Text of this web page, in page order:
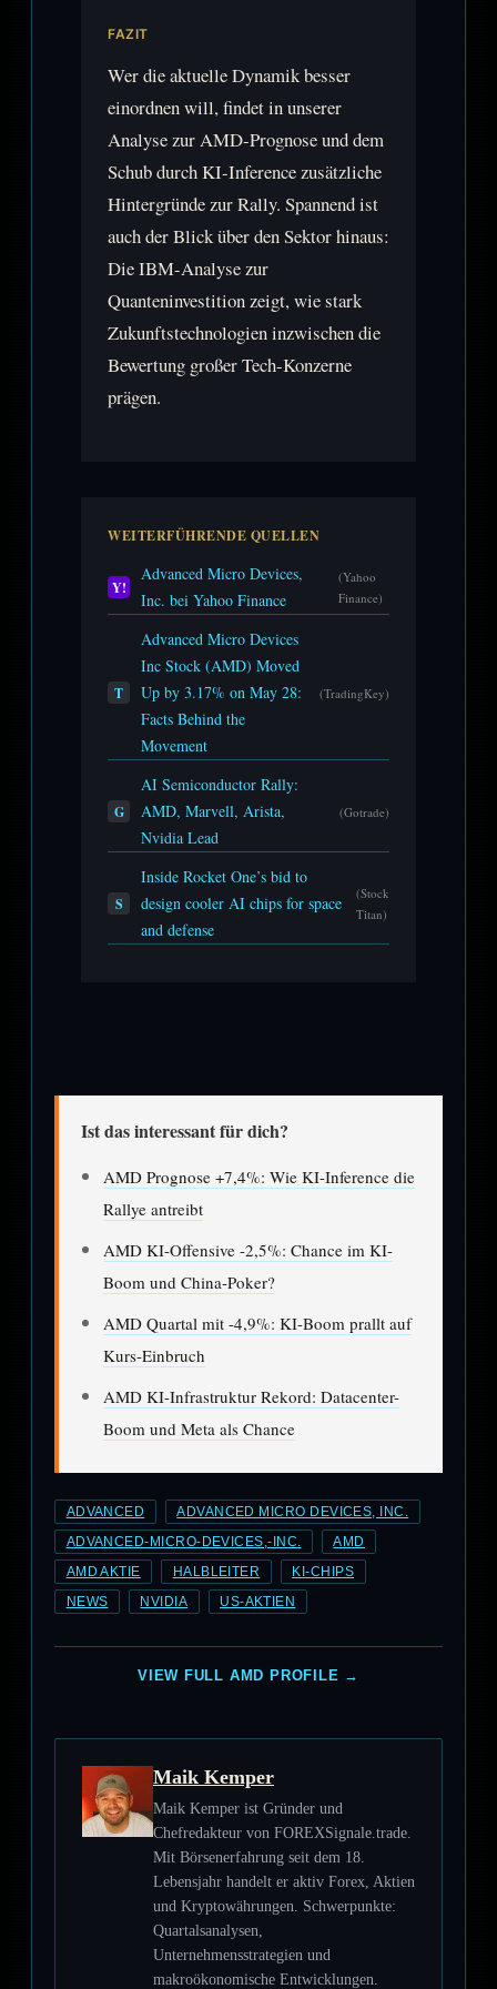
FAZIT
Wer die aktuelle Dynamik besser
einordnen will, findet in unserer
Analyse zur AMD-Prognose und dem
Schub durch KI-Inference zusätzliche
Hintergründe zur Rally. Spannend ist
auch der Blick über den Sektor hinaus:
Die IBM-Analyse zur
Quanteninvestition zeigt, wie stark
Zukunftstechnologien inzwischen die
Bewertung großer Tech-Konzerne
prägen.
WEITERFÜHRENDE QUELLEN
Y!
Advanced Micro Devices,
Inc. bei Yahoo Finance
(Yahoo
Finance)
T
Advanced Micro Devices
Inc Stock (AMD) Moved
Up by 3.17% on May 28:
Facts Behind the
Movement
(TradingKey)
G
AI Semiconductor Rally:
AMD, Marvell, Arista,
Nvidia Lead
(Gotrade)
S
Inside Rocket One’s bid to
design cooler AI chips for space
and defense
(Stock
Titan)
Ist das interessant für dich?
AMD Prognose +7,4%: Wie KI-Inference die
Rallye antreibt
AMD KI-Offensive -2,5%: Chance im KI-
Boom und China-Poker?
AMD Quartal mit -4,9%: KI-Boom prallt auf
Kurs-Einbruch
AMD KI-Infrastruktur Rekord: Datacenter-
Boom und Meta als Chance
ADVANCED ADVANCED MICRO DEVICES, INC.
ADVANCED-MICRO-DEVICES,-INC. AMD
AMD AKTIE HALBLEITER KI-CHIPS
NEWS NVIDIA US-AKTIEN
VIEW FULL AMD PROFILE →
Maik Kemper
Maik Kemper ist Gründer und
Chefredakteur von FOREXSignale.trade.
Mit Börsenerfahrung seit dem 18.
Lebensjahr handelt er aktiv Forex, Aktien
und Kryptowährungen. Schwerpunkte:
Quartalsanalysen,
Unternehmensstrategien und
makroökonomische Entwicklungen.